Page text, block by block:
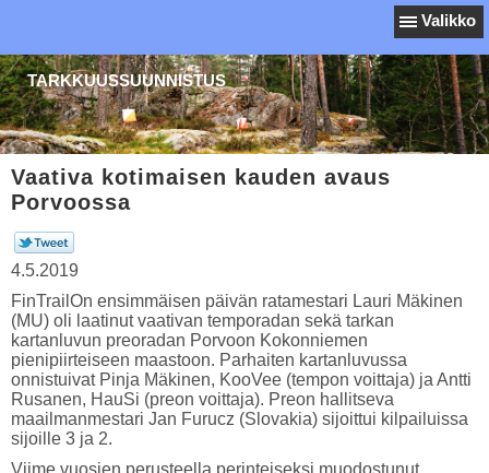
Valikko
TARKKUUSSUUNNISTUS
Vaativa kotimaisen kauden avaus
Porvoossa
4.5.2019
FinTrailOn ensimmäisen päivän ratamestari Lauri Mäkinen
(MU) oli laatinut vaativan temporadan sekä tarkan
kartanluvun preoradan Porvoon Kokonniemen
pienipiirteiseen maastoon. Parhaiten kartanluvussa
onnistuivat Pinja Mäkinen, KooVee (tempon voittaja) ja Antti
Rusanen, HauSi (preon voittaja). Preon hallitseva
maailmanmestari Jan Furucz (Slovakia) sijoittui kilpailuissa
sijoille 3 ja 2.
Viime vuosien perusteella perinteiseksi muodostunut